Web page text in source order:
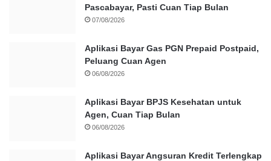
Pascabayar, Pasti Cuan Tiap Bulan
07/08/2026
Aplikasi Bayar Gas PGN Prepaid Postpaid,
Peluang Cuan Agen
06/08/2026
Aplikasi Bayar BPJS Kesehatan untuk
Agen, Cuan Tiap Bulan
06/08/2026
Aplikasi Bayar Angsuran Kredit Terlengkap